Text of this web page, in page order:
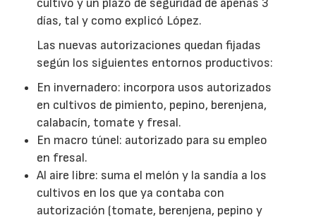
cultivo y un plazo de seguridad de apenas 3
días, tal y como explicó López.
Las nuevas autorizaciones quedan fijadas
según los siguientes entornos productivos:
En invernadero: incorpora usos autorizados
en cultivos de pimiento, pepino, berenjena,
calabacín, tomate y fresal.
En macro túnel: autorizado para su empleo
en fresal.
Al aire libre: suma el melón y la sandía a los
cultivos en los que ya contaba con
autorización (tomate, berenjena, pepino y